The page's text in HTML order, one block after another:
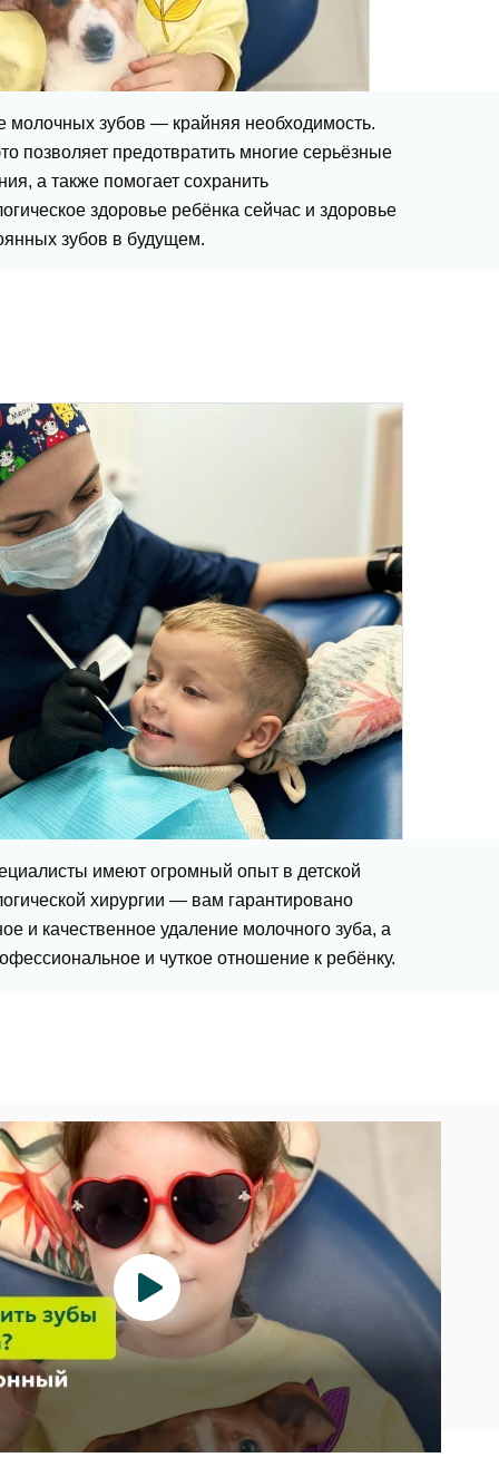
молочных зубов — крайняя необходимость.
позволяет предотвратить многие серьёзные
а также помогает сохранить
здоровье ребёнка сейчас и здоровье
зубов в будущем.
имеют огромный опыт в детской
хирургии — вам гарантировано
и качественное удаление молочного зуба, а
и чуткое отношение к ребёнку.